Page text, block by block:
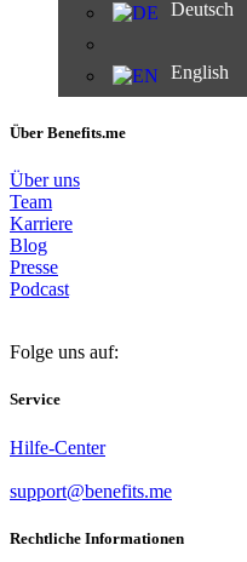
Deutsch
English
Über Benefits.me
Über uns
Team
Karriere
Blog
Presse
Podcast
Folge uns auf:
Service
Hilfe-Center
support@benefits.me
Rechtliche Informationen